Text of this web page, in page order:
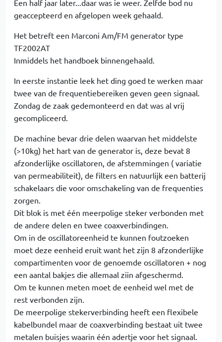
Een half jaar later...daar was ie weer. Zelfde bod nu
geaccepteerd en afgelopen week gehaald.
Het betreft een Marconi Am/FM generator type
TF2002AT
Inmiddels het handboek binnengehaald.
In eerste instantie leek het ding goed te werken maar
twee van de frequentiebereiken geven geen signaal.
Zondag de zaak gedemonteerd en dat was al vrij
gecompliceerd.
De machine bevar drie delen waarvan het middelste
(>10kg) het hart van de generator is, deze bevat 8
afzonderlijke oscillatoren, de afstemmingen ( variatie
van permeabiliteit), de filters en natuurlijk een batterij
schakelaars die voor omschakeling van de frequenties
zorgen.
Dit blok is met één meerpolige steker verbonden met
de andere delen en twee coaxverbindingen.
Om in de oscillatoreenheid te kunnen foutzoeken
moet deze eenheid eruit want het zijn 8 afzonderlijke
compartimenten voor de genoemde oscillatoren + nog
een aantal bakjes die allemaal ziin afgeschermd.
Om te kunnen meten moet de eenheid wel met de
rest verbonden zijn.
De meerpolige stekerverbinding heeft een flexibele
kabelbundel maar de coaxverbinding bestaat uit twee
metalen buisjes waarin één adertje voor het signaal.